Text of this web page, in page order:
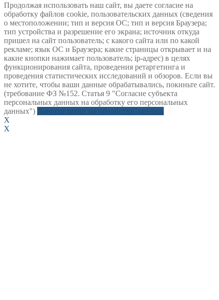
Продолжая использовать наш сайт, вы даете согласие на
обработку файлов cookie, пользовательских данных (сведения
о местоположении; тип и версия ОС; тип и версия Браузера;
тип устройства и разрешение его экрана; источник откуда
пришел на сайт пользователь; с какого сайта или по какой
рекламе; язык ОС и Браузера; какие страницы открывает и на
какие кнопки нажимает пользователь; ip-адрес) в целях
функционирования сайта, проведения ретаргетинга и
проведения статистических исследований и обзоров. Если вы
не хотите, чтобы ваши данные обрабатывались, покиньте сайт.
(требование ФЗ №152. Статья 9 "Согласие субъекта
персональных данных на обработку его персональных
данных")
X
X